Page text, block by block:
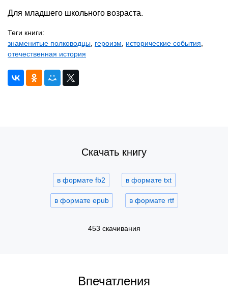
Для младшего школьного возраста.
Теги книги:
знаменитые полководцы героизм исторические события
отечественная история
Скачать книгу
в формате fb2 в формате txt
в формате epub в формате rtf
453 скачивания
Впечатления